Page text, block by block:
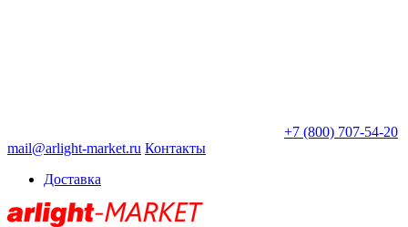
+7 (800) 707-54-20
mail@arlight-market.ru Контакты
Доставка